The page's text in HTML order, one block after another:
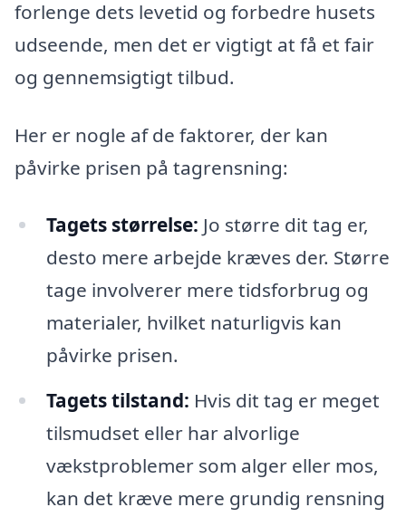
forlenge dets levetid og forbedre husets
udseende, men det er vigtigt at få et fair
og gennemsigtigt tilbud.
Her er nogle af de faktorer, der kan
påvirke prisen på tagrensning:
Tagets størrelse: Jo større dit tag er,
desto mere arbejde kræves der. Større
tage involverer mere tidsforbrug og
materialer, hvilket naturligvis kan
påvirke prisen.
Tagets tilstand: Hvis dit tag er meget
tilsmudset eller har alvorlige
vækstproblemer som alger eller mos,
kan det kræve mere grundig rensning